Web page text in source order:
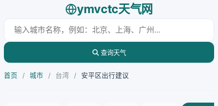
ymvctc天气网
查询天气
首页 / 城市 / 台湾 / 安平区出行建议